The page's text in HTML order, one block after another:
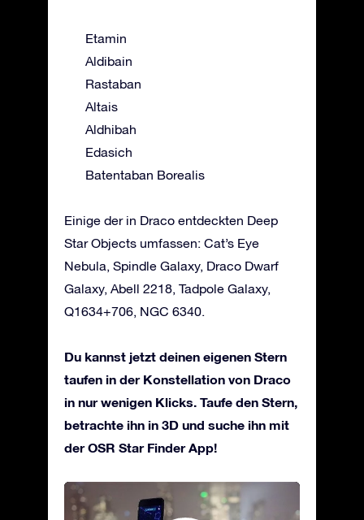
Etamin
Aldibain
Rastaban
Altais
Aldhibah
Edasich
Batentaban Borealis
Einige der in Draco entdeckten Deep
Star Objects umfassen: Cat’s Eye
Nebula, Spindle Galaxy, Draco Dwarf
Galaxy, Abell 2218, Tadpole Galaxy,
Q1634+706, NGC 6340.
Du kannst jetzt deinen eigenen Stern
taufen in der Konstellation von Draco
in nur wenigen Klicks. Taufe den Stern,
betrachte ihn in 3D und suche ihn mit
der OSR Star Finder App!